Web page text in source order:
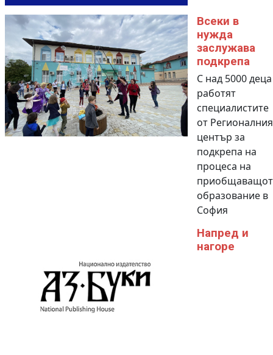
Всеки в
нужда
заслужава
подкрепа
С над 5000 деца
работят
специалистите
от Регионалния
център за
подкрепа на
процеса на
образование в
София
Напред и
нагоре